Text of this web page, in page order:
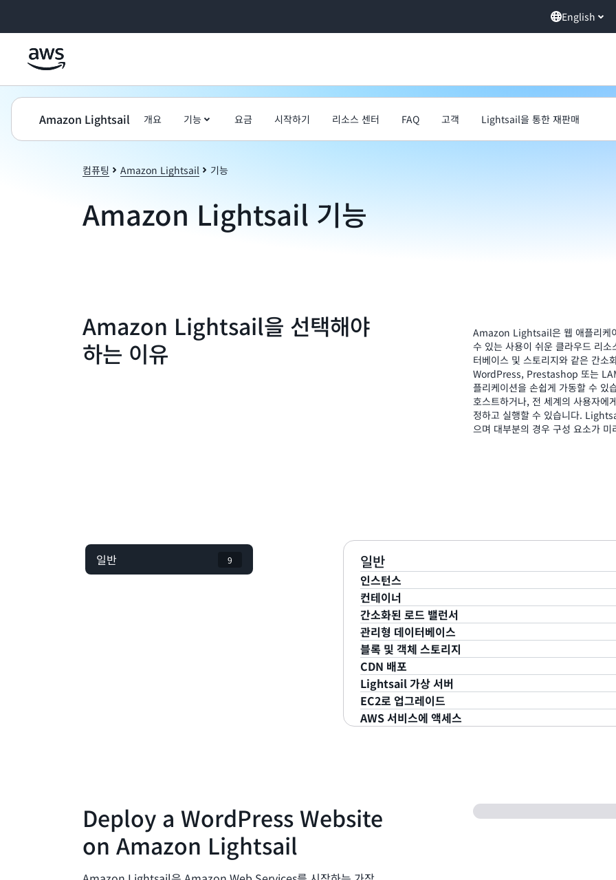
English
Amazon Lightsail 개요 기능 요금 시작하기 리소스 센터 FAQ 고객 Lightsail을 통한 재판매
컴퓨팅 Amazon Lightsail 기능
Amazon Lightsail 기능
Amazon Lightsail을 선택해야
하는 이유
Amazon Lightsail은 웹 애플리케
수 있는 사용이 쉬운 클라우드 리
터베이스 및 스토리지와 같은 간
WordPress, Prestashop 또는
플리케이션을 손쉽게 가동할 수
호스트하거나, 전 세계의 사용자
정하고 실행할 수 있습니다.
으며 대부분의 경우 구성 요소가 미
일반 9 일반
인스턴스
Lightsail은 AWS의 성능과 안정성으로 손쉽게 설정 및
직관적인 Lightsail 콘솔 또는 API에서 웹 사이트, 웹 애
고 인스턴스를 관리할 수 있습니다.
인스턴스를 생성하는 경우 Lightsail을 통해 단순한
발 스택(예: WordPress, Windows, Plesk, LAMP,
Lightsail 인스턴스는 내장 방화벽과 함께 제공되므로
에 대한 트래픽을 허용하거나 제한할 수 있습니다.
컨테이너
Lightsail은 클라우드에서 컨테이너를 쉽게 실행하도
Service로 인터넷에서 몇 단계만 수행하여 컨테이너화
니다.
Lightsail 컨테이너를 사용하면 고객이 클라우드의 개
행할 수 있습니다. Lightsail은 개발자가 푸시한
복잡한 인프라 관리 작업이 자동으로 실행됩니다.
간소화된 로드 밸런서
Lightsail의 간소화된 로드 밸런싱은 인스턴스 전체로
케이션이 트래픽 변동을 수용하고, 가동 중단이 발생해
공할 수 있습니다.
또한 Lightsail 로드 밸런서는 통합된 인증서 관리를 포
런서에 추가할 수 있는 무료 SSL/TLS 인증서를 제공
관리형 데이터베이스
Lightsail은 메모리, 처리, 스토리지 및 전송 허용 범위
PostgreSQL 데이터베이스 계획을 제공합니다.
와 독립적으로 데이터베이스를 손쉽게 확장하거나, 애
독립형 데이터베이스를 실행할 수 있습니다. 또한 중앙
및 이 인스턴스로 트래픽을 전송하는 로드 밸런서를
블록 및 객체 스토리지
Amazon Lightsail은 블록 스토리지와 객체 스토리지
서버용 고가용성 SSD 지원 스토리지를 통해 스토리지
Lightsail 객체 스토리지의 경우 정적 콘텐츠를 클라우
CDN 배포
Lightsail은 Amazon CloudFront와 동일한 인프라에
지원합니다. 전 세계에 프록시 서버를 설정하여 콘텐츠
로 전 세계의 사용자가 지리적으로 가까운 위치의 웹
Lightsail 가상 서버
Lightsail은 AWS의 성능과 안정성으로 손쉽게 설정 및
직관적인 Lightsail 콘솔 또는 API에서 웹 사이트, 웹 애
Lightsail 인스턴스는 내장 방화벽과 함께 제공되므로
에 대한 트래픽을 허용하거나 제한할 수 있습니다.
EC2로 업그레이드
클라우드 아이디어가 확장됨에 따라 간단한 안내형 경
스냅샷을 EC2로 내보내면 됩니다. 그런 다음, EC2로
를 시작하고 실행할 수 있습니다.
AWS 서비스에 액세스
Lightsail 콘솔에서 일상적인 관리 작업을 계속 수행
Deploy a WordPress Website
on Amazon Lightsail